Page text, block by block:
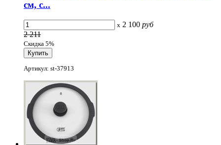
см, с...
x 2 100 руб
2 211
Скидка 5%
Артикул: st-37913